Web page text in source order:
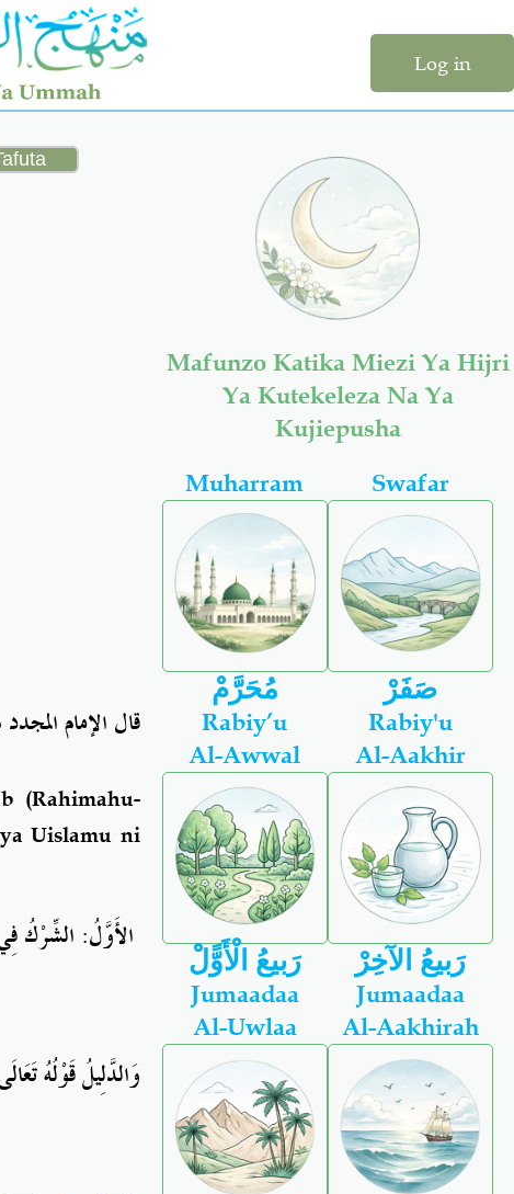
Log in
قال الإمام
(Rahimahu-
Uislamu ni
الأَوَّلُ: الشِّرْكُ فِي
وَالدَّلِيلُ قَوْلُهُ
Mafunzo Katika Miezi Ya Hijri
Ya Kutekeleza Na Ya
Kujiepusha
Muharram
مُحَرَّمْ
Swafar
صَفَرْ
Rabiy’u
Al-Awwal
رَبيعُ الْأَوًّلْ
Rabiy'u
Al-Aakhir
رَبيعُ الآخِرْ
Jumaadaa
Al-Uwlaa
Jumaadaa
Al-Aakhirah